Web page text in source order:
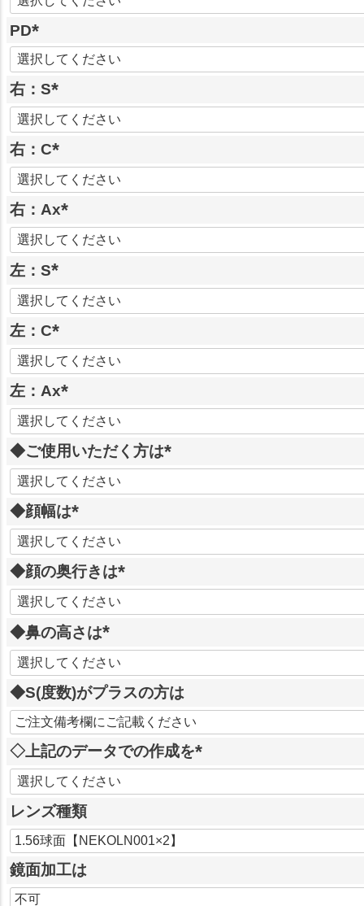
必
)
PD
(
必
須
)
右：S
(
必
須
)
右：C
(
必
須
)
右：Ax
(
必
)
左：S
(
必
須
)
左：C
(
必
須
)
左：Ax
(
必
須
)
◆ご使用いただく方は
(
必
)
◆顔幅は
(
必
須
)
◆顔の奥行きは
(
必
)
◆鼻の高さは
(
必
須
)
◆S(度数)がプラスの方は
◇上記のデータでの作成を
(
必
)
レンズ種類
鏡面加工は